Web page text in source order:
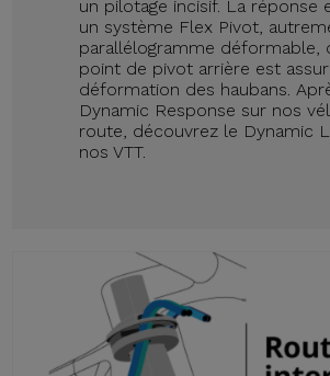
un pilotage incisif. La réponse
un système Flex Pivot,
parallélogramme déformable,
point de pivot arrière est
déformation des haubans.
Dynamic Response sur nos
route, découvrez le Dynamic
nos VTT.